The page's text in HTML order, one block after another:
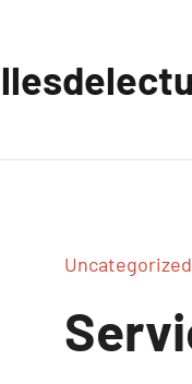
Uncategorized